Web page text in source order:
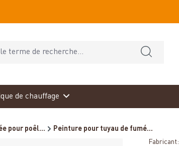
de chauffage
pour poêl... Peinture pour tuyau de fumé...
Fabricant: